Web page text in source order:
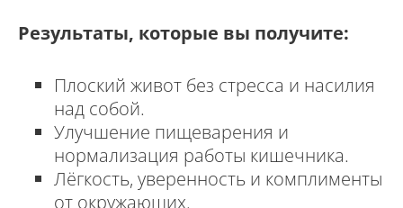
Результаты, которые вы получите:
Плоский живот без стресса и насилия
над собой.
Улучшение пищеварения и
нормализация работы кишечника.
Лёгкость, уверенность и комплименты
от окружающих.